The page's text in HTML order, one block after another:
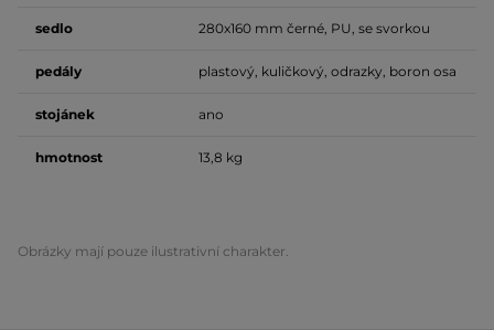
sedlo 280x160 mm černé, PU, se svorkou
pedály plastový, kuličkový, odrazky, boron osa
stojánek ano
hmotnost 13,8 kg
Obrázky mají pouze ilustrativní charakter.